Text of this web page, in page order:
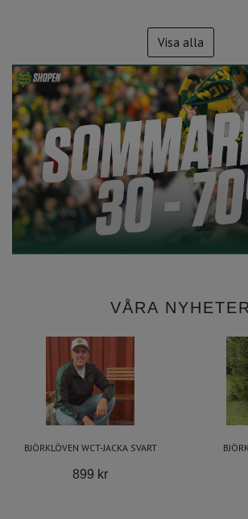
Visa alla
VÅRA NYHETER
BJÖRKLÖVEN WCT-JACKA SVART
899 kr